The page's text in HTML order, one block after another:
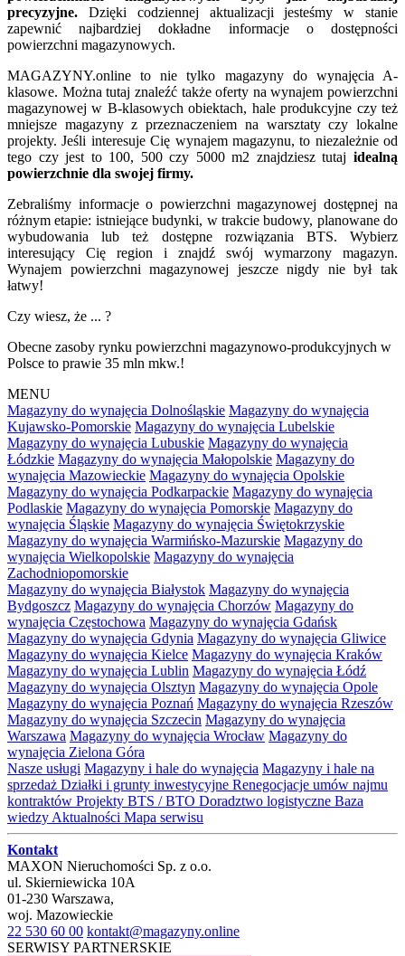
precyzyjne. Dzięki codziennej aktualizacji jesteśmy w stanie
zapewnić najbardziej dokładne informacje o dostępności
powierzchni magazynowych.
MAGAZYNY.online to nie tylko magazyny do wynajęcia A-
klasowe. Można tutaj znaleźć także oferty na wynajem powierzchni
magazynowej w B-klasowych obiektach, hale produkcyjne czy też
mniejsze magazyny z przeznaczeniem na warsztaty czy lokalne
projekty. Jeśli interesuje Cię wynajem magazynu, to niezależnie od
tego czy jest to 100, 500 czy 5000 m2 znajdziesz tutaj idealną
powierzchnie dla swojej firmy.
Zebraliśmy informacje o powierzchni magazynowej dostępnej na
różnym etapie: istniejące budynki, w trakcie budowy, planowane do
wybudowania lub też dostępne rozwiązania BTS. Wybierz
interesujący Cię region i znajdź swój wymarzony magazyn.
Wynajem powierzchni magazynowej jeszcze nigdy nie był tak
łatwy!
Czy wiesz, że ... ?
Obecne zasoby rynku powierzchni magazynowo-produkcyjnych w
Polsce to prawie 35 mln mkw.!
MENU
Magazyny do wynajęcia Dolnośląskie Magazyny do wynajęcia
Kujawsko-Pomorskie Magazyny do wynajęcia Lubelskie
Magazyny do wynajęcia Lubuskie Magazyny do wynajęcia
Łódzkie Magazyny do wynajęcia Małopolskie Magazyny do
wynajęcia Mazowieckie Magazyny do wynajęcia Opolskie
Magazyny do wynajęcia Podkarpackie Magazyny do wynajęcia
Podlaskie Magazyny do wynajęcia Pomorskie Magazyny do
wynajęcia Śląskie Magazyny do wynajęcia Świętokrzyskie
Magazyny do wynajęcia Warmińsko-Mazurskie Magazyny do
wynajęcia Wielkopolskie Magazyny do wynajęcia
Zachodniopomorskie
Magazyny do wynajęcia Białystok Magazyny do wynajęcia
Bydgoszcz Magazyny do wynajęcia Chorzów Magazyny do
wynajęcia Częstochowa Magazyny do wynajęcia Gdańsk
Magazyny do wynajęcia Gdynia Magazyny do wynajęcia Gliwice
Magazyny do wynajęcia Kielce Magazyny do wynajęcia Kraków
Magazyny do wynajęcia Lublin Magazyny do wynajęcia Łódź
Magazyny do wynajęcia Olsztyn Magazyny do wynajęcia Opole
Magazyny do wynajęcia Poznań Magazyny do wynajęcia Rzeszów
Magazyny do wynajęcia Szczecin Magazyny do wynajęcia
Warszawa Magazyny do wynajęcia Wrocław Magazyny do
wynajęcia Zielona Góra
Nasze usługi Magazyny i hale do wynajęcia Magazyny i hale na
sprzedaż Działki i grunty inwestycyjne Renegocjacje umów najmu
kontraktów Projekty BTS / BTO Doradztwo logistyczne Baza
wiedzy Aktualności Mapa serwisu
Kontakt
MAXON Nieruchomości Sp. z o.o.
ul. Skierniewicka 10A
01-230 Warszawa,
woj. Mazowieckie
22 530 60 00 kontakt@magazyny.online
SERWISY PARTNERSKIE